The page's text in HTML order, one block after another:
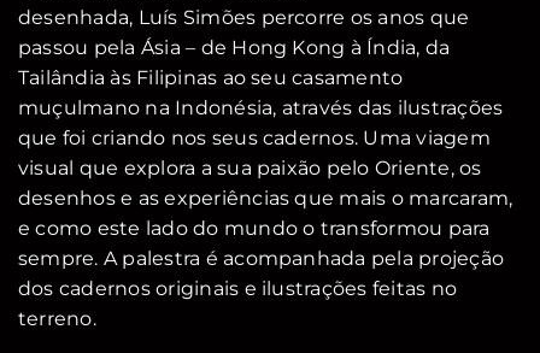
desenhada, Luís Simões percorre os anos que
passou pela Ásia – de Hong Kong à Índia, da
Tailândia às Filipinas ao seu casamento
muçulmano na Indonésia, através das ilustrações
que foi criando nos seus cadernos. Uma viagem
visual que explora a sua paixão pelo Oriente, os
desenhos e as experiências que mais o marcaram,
e como este lado do mundo o transformou para
sempre. A palestra é acompanhada pela projeção
dos cadernos originais e ilustrações feitas no
terreno.